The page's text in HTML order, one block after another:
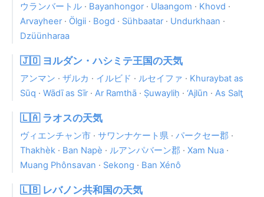
ウランバートル · Bayanhongor· Ulaangom · Khovd ·
Arvayheer· Ölgii · Bogd · Sühbaatar· Undurkhaan ·
Dzüünharaa
🇯🇴 ヨルダン・ハシミテ王国の天気
アンマン · ザルカ · イルビド · ルセイファ · Khuraybat as
Sūq · Wādī as Sīr· Ar Ramthā · Ṣuwayliḥ · ‘Ajlūn · As Salţ
🇱🇦 ラオスの天気
ヴィエンチャン市 · サワンナケート県 · パークセー郡 ·
Thakhèk · Ban Napè · ルアンパバーン郡 · Xam Nua ·
Muang Phônsavan · Sekong · Ban Xénô
🇱🇧 レバノン共和国の天気